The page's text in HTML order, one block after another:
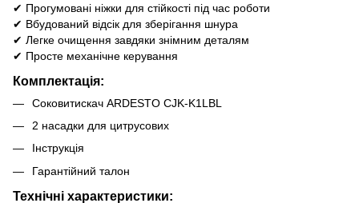
✔ Прогумовані ніжки для стійкості під час роботи
✔ Вбудований відсік для зберігання шнура
✔ Легке очищення завдяки знімним деталям
✔ Просте механічне керування
Комплектація:
Соковитискач ARDESTO CJK-K1LBL
2 насадки для цитрусових
Інструкція
Гарантійний талон
Технічні характеристики: